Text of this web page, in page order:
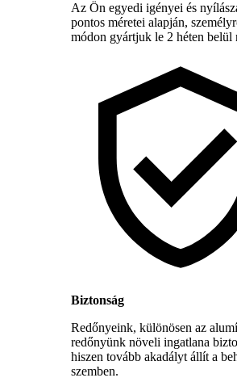
Az Ön egyedi igényei és
pontos méretei alapján,
módon gyártjuk le 2 héten belül
Biztonság
Redőnyeink, különösen az
redőnyünk növeli ingatlana
hiszen tovább akadályt állít a
szemben.